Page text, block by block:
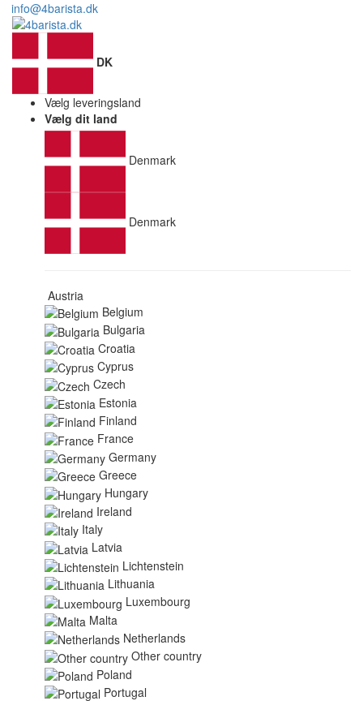
info@4barista.dk
DK
Vælg leveringsland
Vælg dit land
Denmark
Denmark
Austria
Belgium
Bulgaria
Croatia
Cyprus
Czech
Estonia
Finland
France
Germany
Greece
Hungary
Ireland
Italy
Latvia
Lichtenstein
Lithuania
Luxembourg
Malta
Netherlands
Other country
Poland
Portugal